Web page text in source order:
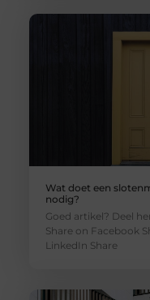
Wat doet een
nodig?
Goed artikel? Deel
Share on Facebook
LinkedIn Share